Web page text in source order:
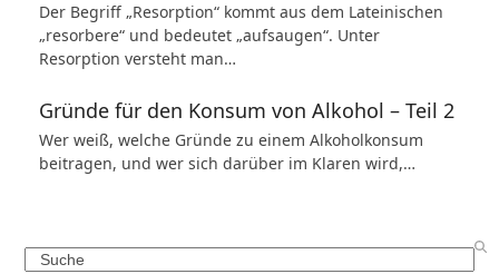
Der Begriff „Resorption“ kommt aus dem Lateinischen
„resorbere“ und bedeutet „aufsaugen“. Unter
Resorption versteht man…
Gründe für den Konsum von Alkohol – Teil 2
Wer weiß, welche Gründe zu einem Alkoholkonsum
beitragen, und wer sich darüber im Klaren wird,…
Search